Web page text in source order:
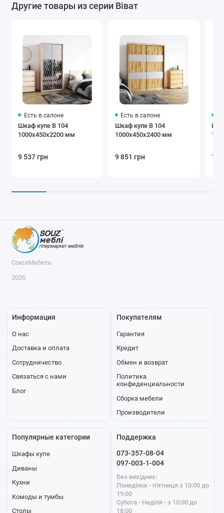
Варианты пленки Oracal
Графит Белый
Светло-
коричневый
Дополнения
А-60/45
Полка Мікролифт
Доводчик
Держатель
Корзина для
белья
Другие товары из серии Віват
Есть в салоне
Шкаф купе В 104
1000х450х2200 мм
9 537 грн
Есть в салоне
Шкаф купе В 104
1000х450х2400 мм
9 851 грн 10
СоюзМебель
2026
Информация
О нас
Доставка и оплата
Сотрудничество
Связаться с нами
Блог
Покупателям
Гарантия
Кредит
Обмен и возврат
Политика
конфиденциальности
Сборка мебели
Производители
Популярные категории
Шкафы купе
Диваны
Кухни
Комоды и тумбы
Столы
Поддержка
073-357-08-04
097-003-1-004
Без вихідних:
Понеділок - п'ятниця з 10:00 до
19:00
Субота - Неділя - з 10:00 до
18:00